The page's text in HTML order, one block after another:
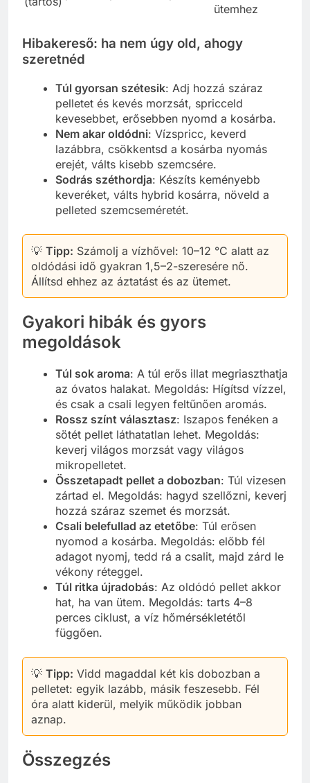
ütemhez
Hibakereső: ha nem úgy old, ahogy
szeretnéd
Túl gyorsan szétesik: Adj hozzá száraz
pelletet és kevés morzsát, spricceld
kevesebbet, erősebben nyomd a kosárba.
Nem akar oldódni: Vízspricc, keverd
lazábbra, csökkentsd a kosárba nyomás
erejét, válts kisebb szemcsére.
Sodrás széthordja: Készíts keményebb
keveréket, válts hybrid kosárra, növeld a
pelleted szemcseméretét.
💡 Tipp: Számolj a vízhővel: 10–12 °C alatt az
oldódási idő gyakran 1,5–2-szeresére nő.
Állítsd ehhez az áztatást és az ütemet.
Gyakori hibák és gyors
megoldások
Túl sok aroma: A túl erős illat megriaszthatja
az óvatos halakat. Megoldás: Hígítsd vízzel,
és csak a csali legyen feltűnően aromás.
Rossz színt választasz: Iszapos fenéken a
sötét pellet láthatatlan lehet. Megoldás:
keverj világos morzsát vagy világos
mikropelletet.
Összetapadt pellet a dobozban: Túl vizesen
zártad el. Megoldás: hagyd szellőzni, keverj
hozzá száraz szemet és morzsát.
Csali belefullad az etetőbe: Túl erősen
nyomod a kosárba. Megoldás: előbb fél
adagot nyomj, tedd rá a csalit, majd zárd le
vékony réteggel.
Túl ritka újradobás: Az oldódó pellet akkor
hat, ha van ütem. Megoldás: tarts 4–8
perces ciklust, a víz hőmérsékletétől
függően.
💡 Tipp: Vidd magaddal két kis dobozban a
pelletet: egyik lazább, másik feszesebb. Fél
óra alatt kiderül, melyik működik jobban
aznap.
Összegzés